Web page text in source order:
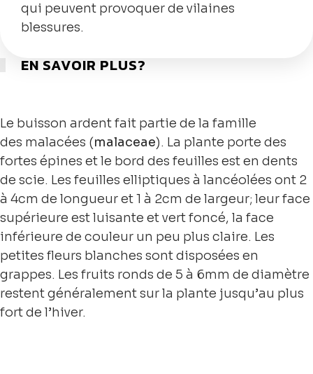
qui peuvent provoquer de vilaines
blessures.
EN SAVOIR PLUS?
Le buisson ardent fait partie de la famille
des malacées (malaceae). La plante porte des
fortes épines et le bord des feuilles est en dents
de scie. Les feuilles elliptiques à lancéolées ont 2
à 4cm de longueur et 1 à 2cm de largeur; leur face
supérieure est luisante et vert foncé, la face
inférieure de couleur un peu plus claire. Les
petites fleurs blanches sont disposées en
grappes. Les fruits ronds de 5 à 6mm de diamètre
restent généralement sur la plante jusqu’au plus
fort de l’hiver.